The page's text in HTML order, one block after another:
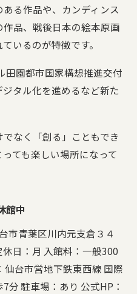
る作品や、カンディンス
品、戦後日本の絵本原画
いるのが特徴です。
田園都市国家構想推進交付
タル化を進めるなど新た
なく「創る」こともでき
ても楽しい場所になって
館中
市青葉区川内元支倉３４
日：月 入館料：一般300
仙台市営地下鉄東西線 国際
分 駐車場：あり 公式HP：